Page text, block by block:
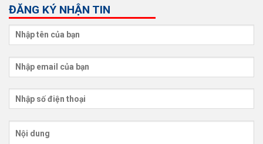
ĐĂNG KÝ NHẬN TIN